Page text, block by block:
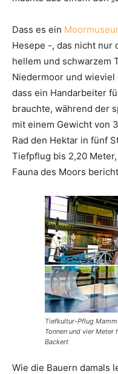
Dass es ein
Hesepe -, das nicht nur
hellem und schwarzem
Niedermoor und wieviel
dass ein Handarbeiter
brauchte, während der
mit einem Gewicht von
Rad den Hektar in fünf
Tiefpflug bis 2,20
Fauna des Moors
Tiefkultur-Pflug
Tonnen und vier Meter
Backert
Wie die Bauern damals